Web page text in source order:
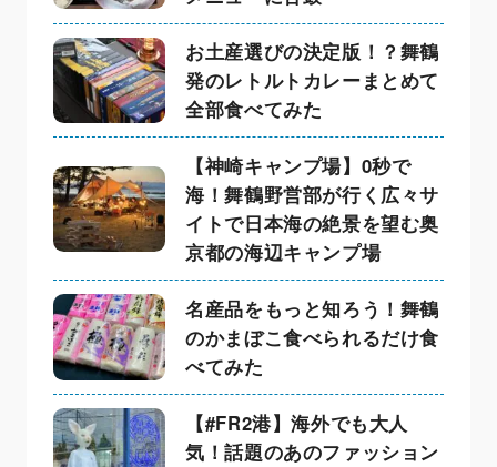
お土産選びの決定版！？舞鶴
発のレトルトカレーまとめて
全部食べてみた
【神崎キャンプ場】0秒で
海！舞鶴野営部が行く広々サ
イトで日本海の絶景を望む奥
京都の海辺キャンプ場
名産品をもっと知ろう！舞鶴
のかまぼこ食べられるだけ食
べてみた
【#FR2港】海外でも大人
気！話題のあのファッション